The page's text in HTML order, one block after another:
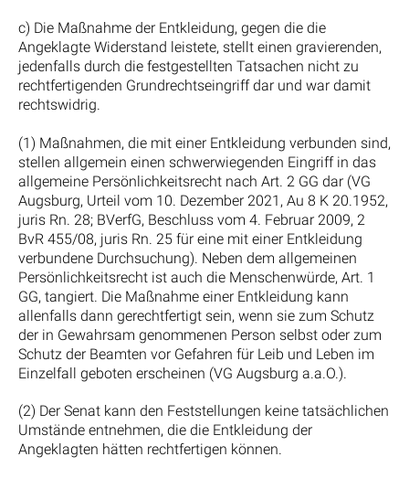
c) Die Maßnahme der Entkleidung, gegen die die
Angeklagte Widerstand leistete, stellt einen gravierenden,
jedenfalls durch die festgestellten Tatsachen nicht zu
rechtfertigenden Grundrechtseingriff dar und war damit
rechtswidrig.
(1) Maßnahmen, die mit einer Entkleidung verbunden sind,
stellen allgemein einen schwerwiegenden Eingriff in das
allgemeine Persönlichkeitsrecht nach Art. 2 GG dar (VG
Augsburg, Urteil vom 10. Dezember 2021, Au 8 K 20.1952,
juris Rn. 28; BVerfG, Beschluss vom 4. Februar 2009, 2
BvR 455/08, juris Rn. 25 für eine mit einer Entkleidung
verbundene Durchsuchung). Neben dem allgemeinen
Persönlichkeitsrecht ist auch die Menschenwürde, Art. 1
GG, tangiert. Die Maßnahme einer Entkleidung kann
allenfalls dann gerechtfertigt sein, wenn sie zum Schutz
der in Gewahrsam genommenen Person selbst oder zum
Schutz der Beamten vor Gefahren für Leib und Leben im
Einzelfall geboten erscheinen (VG Augsburg a.a.O.).
(2) Der Senat kann den Feststellungen keine tatsächlichen
Umstände entnehmen, die die Entkleidung der
Angeklagten hätten rechtfertigen können.